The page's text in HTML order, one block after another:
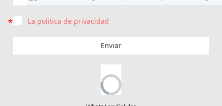
La política de privacidad
Enviar